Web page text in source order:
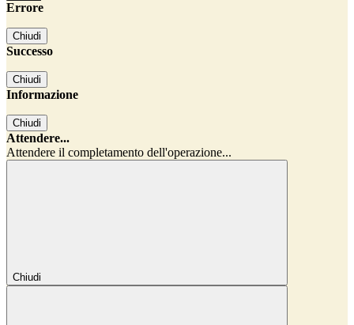
Errore
Chiudi
Successo
Chiudi
Informazione
Chiudi
Attendere...
Attendere il completamento dell'operazione...
Chiudi